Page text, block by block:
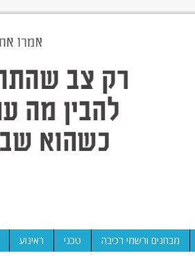
מבחנים ורשמי רכיבה טכני ראינוע